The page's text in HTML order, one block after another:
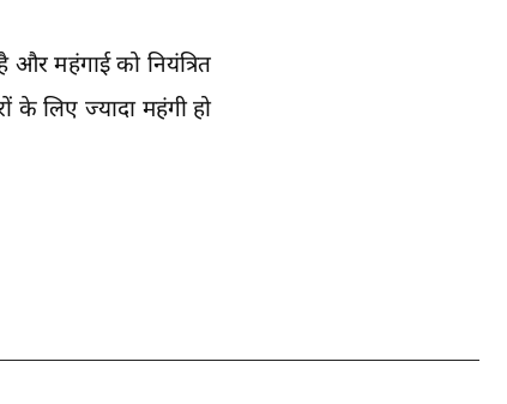
और महंगाई को नियंत्रित
के लिए ज्यादा महंगी हो